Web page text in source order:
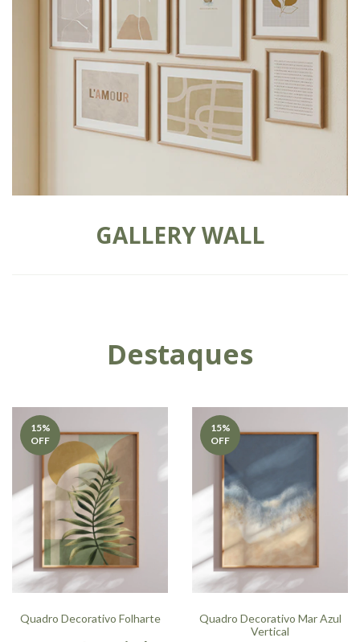
GALLERY WALL
Destaques
15%
OFF
Quadro Decorativo Folharte
15%
OFF
Quadro Decorativo Mar Azul
Vertical